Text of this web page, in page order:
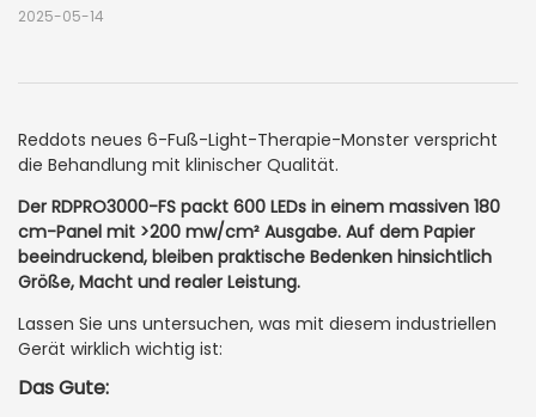
2025-05-14
Reddots neues 6-Fuß-Light-Therapie-Monster verspricht
die Behandlung mit klinischer Qualität.
Der RDPRO3000-FS packt 600 LEDs in einem massiven 180
cm-Panel mit >200 mw/cm² Ausgabe. Auf dem Papier
beeindruckend, bleiben praktische Bedenken hinsichtlich
Größe, Macht und realer Leistung.
Lassen Sie uns untersuchen, was mit diesem industriellen
Gerät wirklich wichtig ist:
Das Gute: